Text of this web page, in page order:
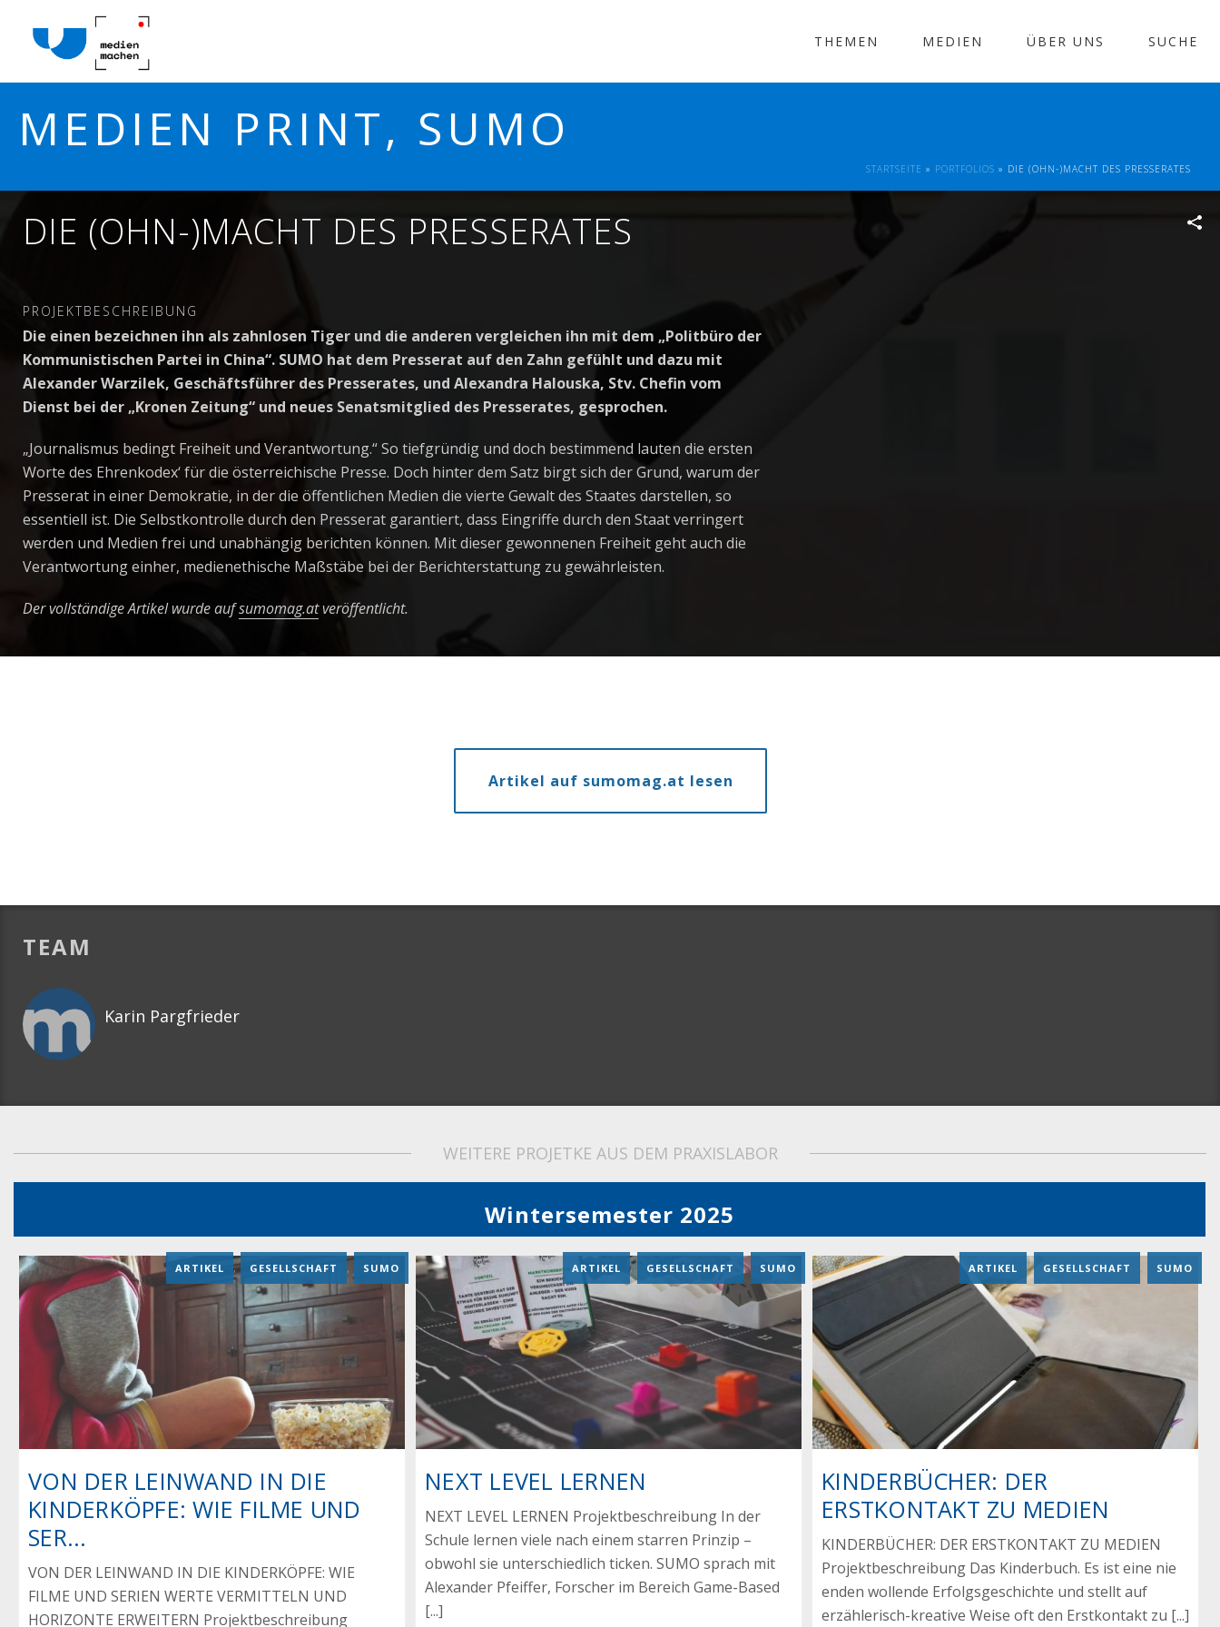
THEMEN MEDIEN ÜBER UNS SUCHE
MEDIEN PRINT, SUMO
STARTSEITE » PORTFOLIOS » DIE (OHN-)MACHT DES PRESSERATES
DIE (OHN-)MACHT DES PRESSERATES
PROJEKTBESCHREIBUNG
Die einen bezeichnen ihn als zahnlosen Tiger und die anderen vergleichen ihn mit dem „Politbüro der
Kommunistischen Partei in China“. SUMO hat dem Presserat auf den Zahn gefühlt und dazu mit
Alexander Warzilek, Geschäftsführer des Presserates, und Alexandra Halouska, Stv. Chefin vom
Dienst bei der „Kronen Zeitung“ und neues Senatsmitglied des Presserates, gesprochen.
„Journalismus bedingt Freiheit und Verantwortung.“ So tiefgründig und doch bestimmend lauten die ersten
Worte des Ehrenkodex‘für die österreichische Presse. Doch hinter dem Satz birgt sich der Grund, warum der
Presserat in einer Demokratie, in der die öffentlichen Medien die vierte Gewalt des Staates darstellen, so
essentiell ist. Die Selbstkontrolle durch den Presserat garantiert, dass Eingriffe durch den Staat verringert
werden und Medien frei und unabhängig berichten können. Mit dieser gewonnenen Freiheit gehtauch die
Verantwortungeinher, medienethische Maßstäbe bei der Berichterstattung zu gewährleisten.
Der vollständige Artikel wurde aufsumomag.atveröffentlicht.
Artikel auf sumomag.at lesen
TEAM
Karin Pargfrieder
WEITERE PROJETKE AUS DEM PRAXISLABOR
Wintersemester 2025
VON DER LEINWAND IN DIE
KINDERKÖPFE: WIE FILME UND
SER...
ARTIKEL , GESELLSCHAFT , SUMO
VON DER LEINWAND IN DIE KINDERKÖPFE: WIE
FILME UND SERIEN WERTE VERMITTELN UND
HORIZONTE ERWEITERN Projektbeschreibung
NEXT LEVEL LERNEN
ARTIKEL , GESELLSCHAFT , SUMO
NEXT LEVEL LERNEN Projektbeschreibung In der
Schule lernen viele nach einem starren Prinzip –
obwohl sie unterschiedlich ticken. SUMO sprach mit
Alexander Pfeiffer, Forscher im Bereich Game-Based
[...]
KINDERBÜCHER: DER
ERSTKONTAKT ZU MEDIEN
ARTIKEL , GESELLSCHAFT , SUMO
KINDERBÜCHER: DER ERSTKONTAKT ZU MEDIEN
Projektbeschreibung Das Kinderbuch. Es ist eine nie
enden wollende Erfolgsgeschichte und stellt auf
erzählerisch-kreative Weise oft den Erstkontakt zu [...]